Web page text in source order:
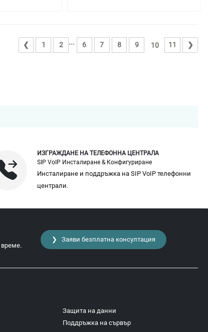
❮ 1 2 ... 6 7 8 9 10 11 ❯
ИЗГРАЖДАНЕ НА ТЕЛЕФОННА ЦЕНТРАЛА
SIP VoIP Инсталиране & Конфигуриране
Инсталиране и поддръжка на SIP VoIP телефонни
централи.
време.
❯ Заяви безплатна консултация
Защита на данни
Поддръжка на сървър